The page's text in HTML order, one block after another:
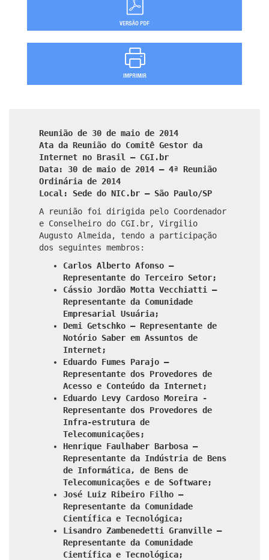
Reunião de 30 de maio de 2014
Ata da Reunião do Comitê Gestor da
Internet no Brasil – CGI.br
Data: 30 de maio de 2014 – 4ª Reunião
Ordinária de 2014
Local: Sede do NIC.br – São Paulo/SP
A reunião foi dirigida pelo Coordenador
e Conselheiro do CGI.br, Virgilio
Augusto Almeida, tendo a participação
dos seguintes membros:
Carlos Alberto Afonso –
Representante do Terceiro Setor;
Cássio Jordão Motta Vecchiatti –
Representante da Comunidade
Empresarial Usuária;
Demi Getschko – Representante de
Notório Saber em Assuntos de
Internet;
Eduardo Fumes Parajo –
Representante dos Provedores de
Acesso e Conteúdo da Internet;
Eduardo Levy Cardoso Moreira -
Representante dos Provedores de
Infra-estrutura de
Telecomunicações;
Henrique Faulhaber Barbosa –
Representante da Indústria de Bens
de Informática, de Bens de
Telecomunicações e de Software;
José Luiz Ribeiro Filho –
Representante da Comunidade
Científica e Tecnológica;
Lisandro Zambenedetti Granville –
Representante da Comunidade
Científica e Tecnológica;